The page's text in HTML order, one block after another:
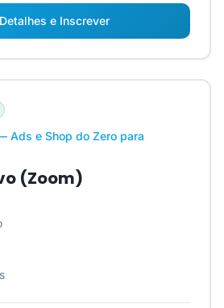
e Inscrever
Ads e Shop do Zero para
(Zoom)